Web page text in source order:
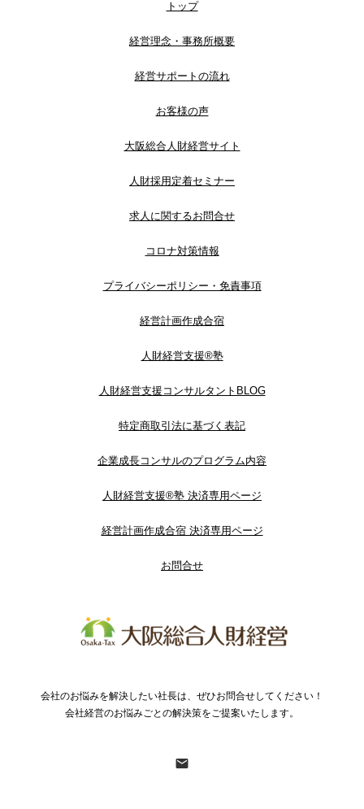
トップ
経営理念・事務所概要
経営サポートの流れ
お客様の声
大阪総合人財経営サイト
人財採用定着セミナー
求人に関するお問合せ
コロナ対策情報
プライバシーポリシー・免責事項
経営計画作成合宿
人財経営支援®︎塾
人財経営支援コンサルタントBLOG
特定商取引法に基づく表記
企業成長コンサルのプログラム内容
人財経営支援®︎塾 決済専用ページ
経営計画作成合宿 決済専用ページ
お問合せ
会社のお悩みを解決したい社長は、ぜひお問合せしてください！
会社経営のお悩みごとの解決策をご提案いたします。